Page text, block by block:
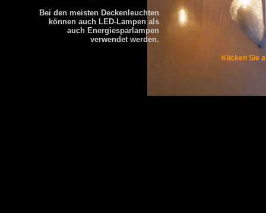
Bei den meisten Deckenleuchten
können auch LED-Lampen als
auch Energiesparlampen
verwendet werden.
Klicken Sie